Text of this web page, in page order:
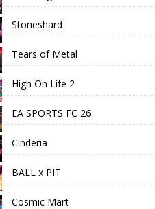
Stoneshard
Tears of Metal
High On Life 2
EA SPORTS FC 26
Cinderia
BALL x PIT
Cosmic Mart